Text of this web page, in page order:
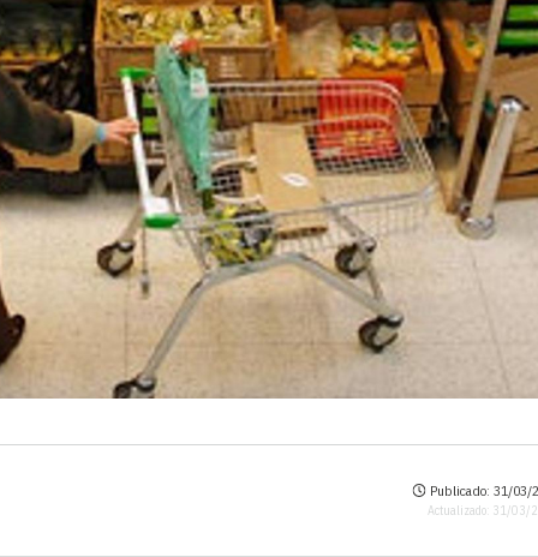
Publicado: 31/03/
Actualizado: 31/03/